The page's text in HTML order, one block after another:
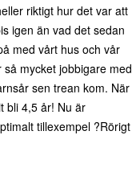
riktigt hur det var att
igen än vad det sedan
med vårt hus och vår
mycket jobbigare med
sen trean kom. När
bli 4,5 år! Nu är
tillexempel ?Rörigt